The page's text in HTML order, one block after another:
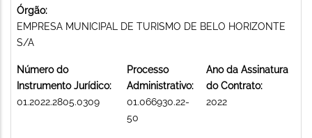
Órgão:
EMPRESA MUNICIPAL DE TURISMO DE BELO HORIZONTE
S/A
Número do
Instrumento Jurídico:
01.2022.2805.0309
Processo
Administrativo:
01.066930.22-
50
Ano da Assinatura
do Contrato:
2022